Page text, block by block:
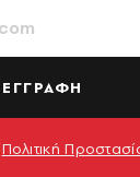
- ΟΠΕΡΑ
η παράσταση
ΕΓΓΡΑΦΗ
Πολιτική